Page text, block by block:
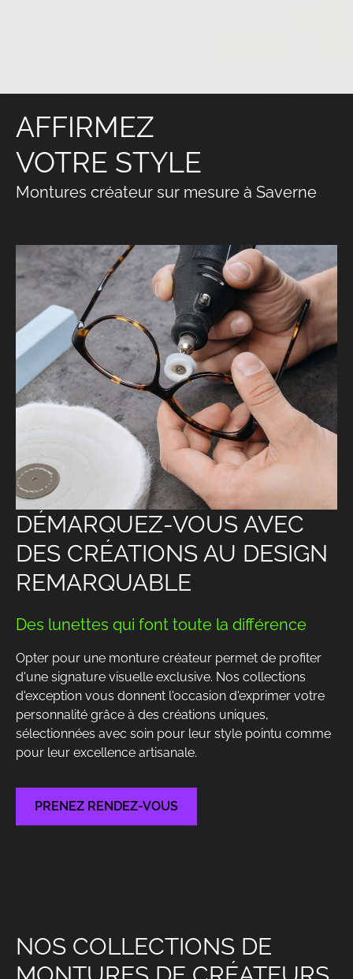
Montures créateur sur mesure à Saverne
AFFIRMEZ
VOTRE STYLE
DÉMARQUEZ-VOUS AVEC
DES CRÉATIONS AU DESIGN
REMARQUABLE
Des lunettes qui font toute la différence
Opter pour une monture créateur permet de profiter
d'une signature visuelle exclusive. Nos collections
d'exception vous donnent l'occasion d'exprimer votre
personnalité grâce à des créations uniques,
sélectionnées avec soin pour leur style pointu comme
pour leur excellence artisanale.
PRENEZ RENDEZ-VOUS
NOS COLLECTIONS DE